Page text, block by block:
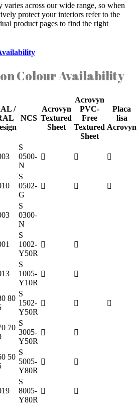
across our wide range, so when
protect your interiors refer to the
product pages to find the right
Colour Availability
/
NCS
Acrovyn
Textured
Sheet
Acrovyn
PVC-
Free
Textured
Sheet
Placa
lisa
Acrovyn
S
0500-
N
S
0502-
G
S
0300-
N
S
1002-
Y50R
S
1005-
Y10R
80
S
1502-
Y50R
70
S
3005-
Y50R
50
S
5005-
Y80R
S
8005-
Y80R